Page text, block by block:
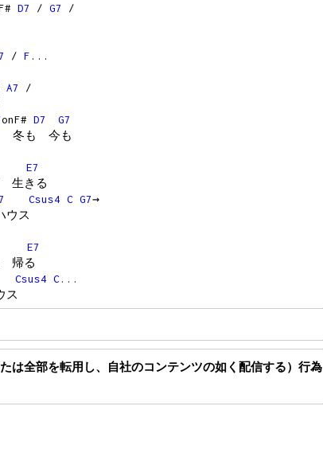
D7 / G7 /
/ F ...
A7
/
onF# D7
G7
も 今も
E7
生きる
Csus4 C G7→
ス
E7
帰る
Csus4 C...
は全部を転用し、自社のコンテンツの如く配信する）行為